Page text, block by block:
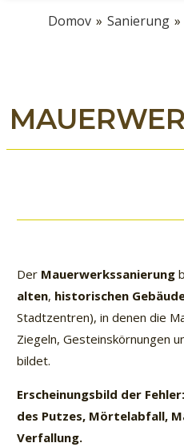
Domov » Sanierung
Der Mauerwerkssanierung
alten, historischen
Stadtzentren), in denen die
Ziegeln, Gesteinskörnungen
bildet.
Erscheinungsbild der
des Putzes, Mörtelabfall,
Verfallung.